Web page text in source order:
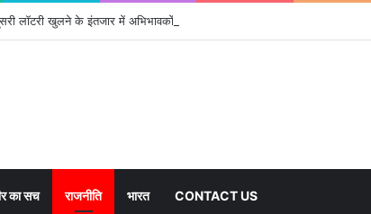
लॉटरी खुलने के इंतजार में अभिभावकों की पथरा गई आंखें- मोर्चा
का सच राजनीति भारत CONTACT US